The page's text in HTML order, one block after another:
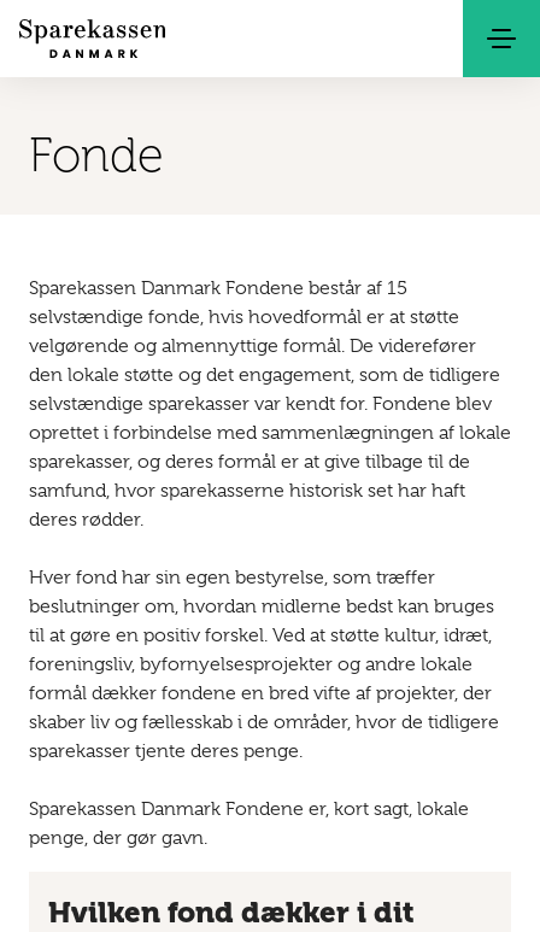
Fonde
Sparekassen Danmark Fondene består af 15
selvstændige fonde, hvis hovedformål er at støtte
velgørende og almennyttige formål. De viderefører
den lokale støtte og det engagement, som de tidligere
selvstændige sparekasser var kendt for. Fondene blev
oprettet i forbindelse med sammenlægningen af lokale
sparekasser, og deres formål er at give tilbage til de
samfund, hvor sparekasserne historisk set har haft
deres rødder.
Hver fond har sin egen bestyrelse, som træffer
beslutninger om, hvordan midlerne bedst kan bruges
til at gøre en positiv forskel. Ved at støtte kultur, idræt,
foreningsliv, byfornyelsesprojekter og andre lokale
formål dækker fondene en bred vifte af projekter, der
skaber liv og fællesskab i de områder, hvor de tidligere
sparekasser tjente deres penge.
Sparekassen Danmark Fondene er, kort sagt, lokale
penge, der gør gavn.
Hvilken fond dækker i dit